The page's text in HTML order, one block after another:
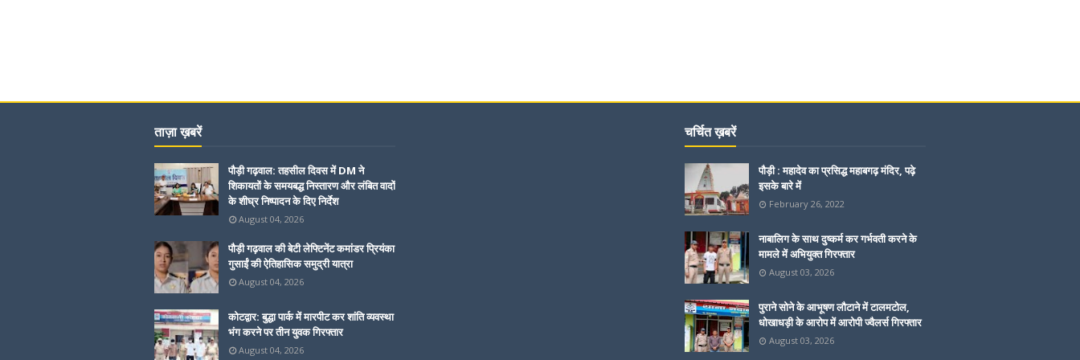
ताज़ा ख़बरें
पौड़ी गढ़वाल: तहसील दिवस में DM ने
शिकायतों के समयबद्ध निस्तारण और लंबित वादों
के शीघ्र निष्पादन के दिए निर्देश
August 04, 2026
पौड़ी गढ़वाल की बेटी लेफ्टिनेंट कमांडर प्रियंका
गुसाईं की ऐतिहासिक समुद्री यात्रा
August 04, 2026
कोटद्वार: बुद्धा पार्क में मारपीट कर शांति व्यवस्था
भंग करने पर तीन युवक गिरफ्तार
August 04, 2026
चर्चित ख़बरें
पौड़ी : महादेव का प्रसिद्ध महाबगढ़ मंदिर, पढ़े
इसके बारे में
February 26, 2022
नाबालिग के साथ दुष्कर्म कर गर्भवती करने के
मामले में अभियुक्त गिरफ्तार
August 03, 2026
पुराने सोने के आभूषण लौटाने में टालमटोल,
धोखाधड़ी के आरोप में आरोपी ज्वैलर्स गिरफ्तार
August 03, 2026